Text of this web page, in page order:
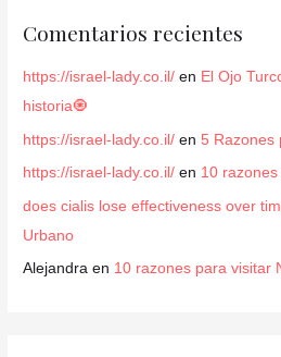
Comentarios recientes
https://israel-lady.co.il/ en El Ojo
historia🧿
https://israel-lady.co.il/ en 5 Razones
https://israel-lady.co.il/ en 10
does cialis lose effectiveness over
Urbano
Alejandra en 10 razones para visitar